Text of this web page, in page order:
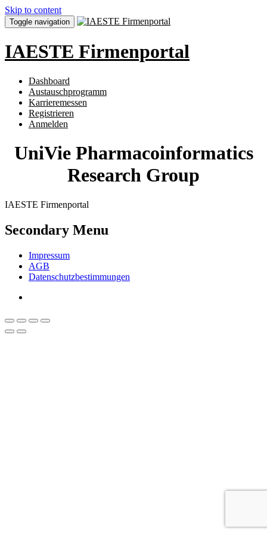
Skip to content
Toggle navigation
IAESTE Firmenportal
Dashboard
Austauschprogramm
Karrieremessen
Registrieren
Anmelden
UniVie Pharmacoinformatics
Research Group
IAESTE Firmenportal
Secondary Menu
Impressum
AGB
Datenschutzbestimmungen